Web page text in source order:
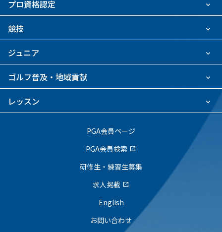
プロ資格認定
競技
ジュニア
ゴルフ普及・地域貢献
レッスン
PGA会員ページ
PGA会員検索 open_in_new
研修生・練習生募集
求人掲載 open_in_new
English
お問い合わせ